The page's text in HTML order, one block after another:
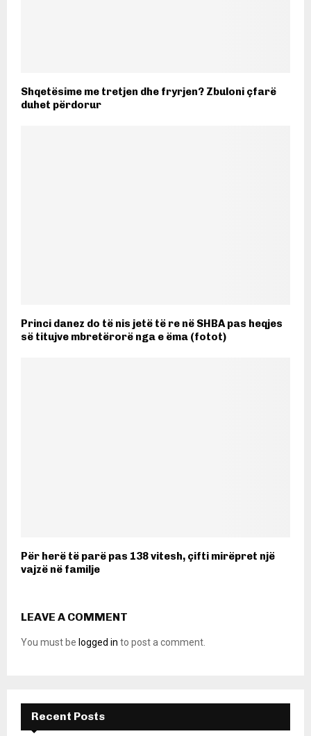
Shqetësime me tretjen dhe fryrjen? Zbuloni çfarë
duhet përdorur
Princi danez do të nis jetë të re në SHBA pas heqjes
së titujve mbretërorë nga e ëma (fotot)
Për herë të parë pas 138 vitesh, çifti mirëpret një
vajzë në familje
LEAVE A COMMENT
You must be logged in to post a comment.
Recent Posts